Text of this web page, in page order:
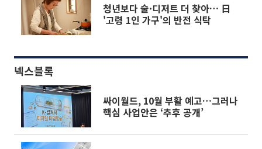
청년보다 술·디저트 더 찾아… 日
'고령 1인 가구'의 반전 식탁
넥스블록
싸이월드, 10월 부활 예고…그러나
핵심 사업안은 ‘추후 공개’